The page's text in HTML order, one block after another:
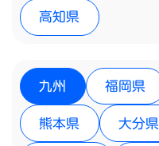
高知県
九州 福岡県
熊本県 大分県